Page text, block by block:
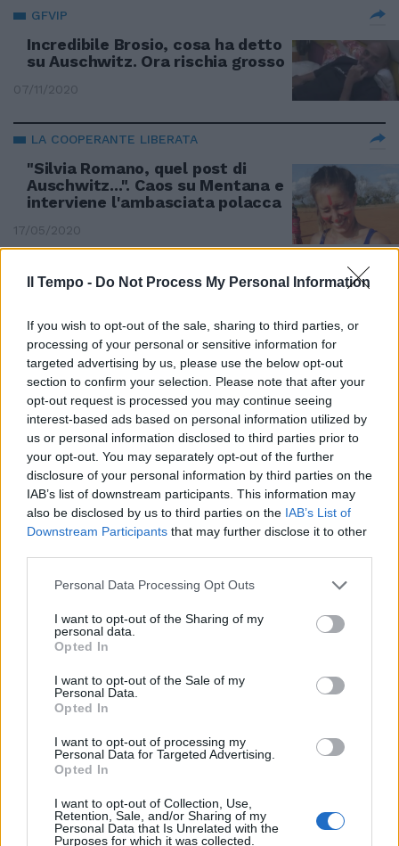
Il Tempo - Do Not Process My Personal Information
If you wish to opt-out of the sale, sharing to third parties, or
processing of your personal or sensitive information for
targeted advertising by us, please use the below opt-out
section to confirm your selection. Please note that after your
opt-out request is processed you may continue seeing
interest-based ads based on personal information utilized by
us or personal information disclosed to third parties prior to
your opt-out. You may separately opt-out of the further
disclosure of your personal information by third parties on the
IAB’s list of downstream participants. This information may
also be disclosed by us to third parties on the IAB’s List of
Downstream Participants that may further disclose it to other
Personal Data Processing Opt Outs
I want to opt-out of the Sharing of my
personal data.
Opted In
I want to opt-out of the Sale of my
Personal Data.
Opted In
I want to opt-out of processing my
Personal Data for Targeted Advertising.
Opted In
I want to opt-out of Collection, Use,
Retention, Sale, and/or Sharing of my
Personal Data that Is Unrelated with the
Purposes for which it was collected.
GFVIP
Incredibile Brosio, cosa ha detto
su Auschwitz. Ora rischia grosso
07/11/2020
LA COOPERANTE LIBERATA
"Silvia Romano, quel post di
Auschwitz...". Caos su Mentana e
interviene l'ambasciata polacca
17/05/2020
IL CASO IN CAMPIDOGLIO
La Raggi toglie l'incarico al
fumettista
22/12/2019
AVEVA 91 ANNI
È morto Pietro Terracina, tra gli
ultimi sopravvissuti di
Auschwitz
08/12/2019
Napolitano: stroncare il
29/01/2012
Un'insegna come quella di
30/04/2011
Il 27 gennaio 1945 l'Armata